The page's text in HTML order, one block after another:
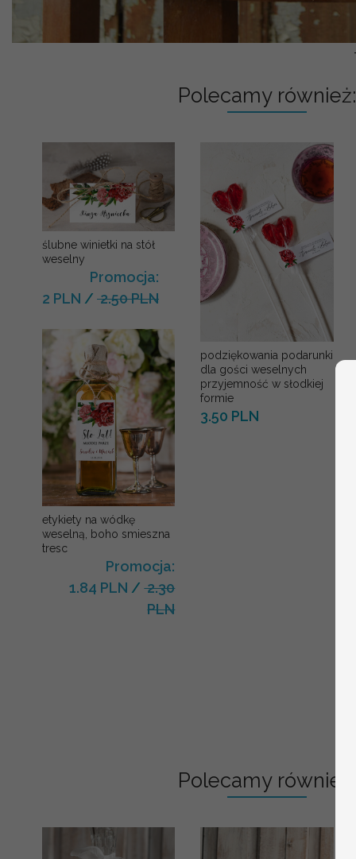
Polecamy również:
ślubne winietki na stół
weselny
Promocja:
2 PLN / 2.50 PLN
etykiety na wódkę
weselną, boho smieszna
tresc
Promocja:
1.84 PLN /2.30
PLN
podziękowania podarunki
dla gości weselnych
przyjemność w słodkiej
formie
3.50 PLN
Polecamy również: